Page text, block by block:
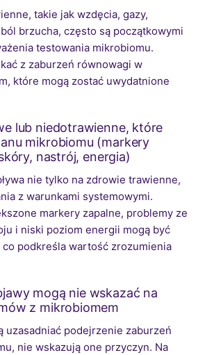
takie jak wzdęcia, gazy,
brzucha, często są początkowymi
testowania mikrobiomu.
z zaburzeń równowagi w
które mogą zostać uwydatnione
lub niedotrawienne, które
mikrobiomu (markery
nastrój, energia)
nie tylko na zdrowie trawienne,
z warunkami systemowymi.
markery zapalne, problemy ze
i niski poziom energii mogą być
co podkreśla wartość zrozumienia
mogą nie wskazać na
z mikrobiomem
uzasadniać podejrzenie zaburzeń
nie wskazują one przyczyn. Na